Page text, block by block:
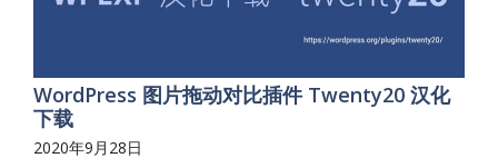
WordPress 图片拖动对比插件 Twenty20 汉化
下载
2020年9月28日